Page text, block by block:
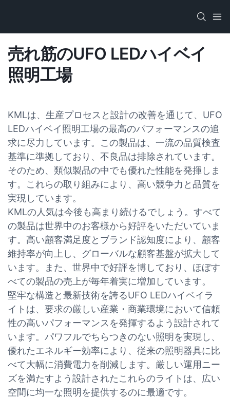
売れ筋のUFO LEDハイベイ
照明工場​
KMLは、生産プロセスと設計の改善を通じて、UFO
LEDハイベイ照明工場の最高のパフォーマンスの追
求に尽力しています。この製品は、一流の品質検査
基準に準拠しており、不良品は排除されています。
そのため、類似製品の中でも優れた性能を発揮しま
す。これらの取り組みにより、高い競争力と品質を
実現しています。
KMLの人気は今後も高まり続けるでしょう。すべて
の製品は世界中のお客様から好評をいただいていま
す。高い顧客満足度とブランド認知度により、顧客
維持率が向上し、グローバルな顧客基盤が拡大して
います。また、世界中で好評を博しており、ほぼす
べての製品の売上が毎年着実に増加しています。
堅牢な構造と最新技術を誇るUFO LEDハイベイラ
イトは、要求の厳しい産業・商業環境において信頼
性の高いパフォーマンスを発揮するよう設計されて
います。パワフルでちらつきのない照明を実現し、
優れたエネルギー効率により、従来の照明器具に比
べて大幅に消費電力を削減します。厳しい運用ニー
ズを満たすよう設計されたこれらのライトは、広い
空間に均一な照明を提供するのに最適です。